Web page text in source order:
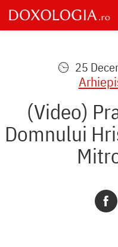
Skip
to
main
25
(Video)
Domnului